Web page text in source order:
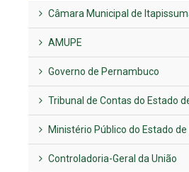
Câmara Municipal de
AMUPE
Governo de Pernambuco
Tribunal de Contas do Estado
Ministério Público do Estado
Controladoria-Geral da União